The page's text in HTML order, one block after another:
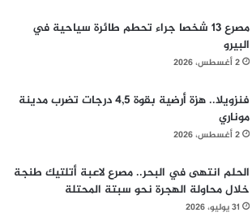
مصرع 13 شخصا جراء تحطم طائرة سياحية في
البيرو
2 أغسطس، 2026
فنزويلا.. هزة أرضية بقوة 4,5 درجات تضرب مدينة
موناري
2 أغسطس، 2026
الحلم انتهى في البحر.. مصرع لاعبة أتلتيك طنجة
خلال محاولة الهجرة نحو سبتة المحتلة
31 يوليو، 2026